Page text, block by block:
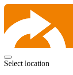
Select location